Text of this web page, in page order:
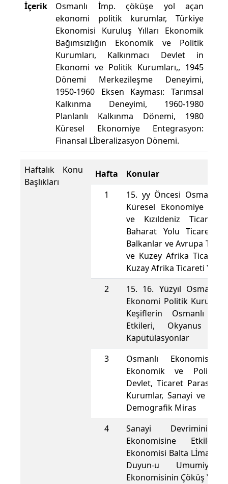
İçerik
Osmanlı İmp. çöküşe yol açan
ekonomi politik kurumlar, Türkiye
Ekonomisi Kuruluş Yılları Ekonomik
Bağımsızlığın Ekonomik ve Politik
Kurumları, Kalkınmacı Devlet in
Ekonomi ve Politik Kurumları,, 1945
Dönemi Merkezileşme Deneyimi,
1950-1960 Eksen Kayması: Tarımsal
Kalkınma Deneyimi, 1960-1980
Planlanlı Kalkınma Dönemi, 1980
Küresel Ekonomiye Entegrasyon:
Finansal Lİberalizasyon Dönemi.
Haftalık Konu
Başlıkları
Hafta
Konular
1
15. yy Öncesi Osmanlı
Küresel Ekonomiye
ve Kızıldeniz
Baharat Yolu Ticareti,
Balkanlar ve Avrupa
ve Kuzey Afrika Ticareti
Kuzay Afrika Ticareti
2
15. 16. Yüzyıl Osmanlı
Ekonomi Politik
Keşiflerin Osmanlı
Etkileri, Okyanus
Kapütülasyonlar
3
Osmanlı
Ekonomik ve Politik
Devlet, Ticaret Parasal
Kurumlar, Sanayi ve
Demografik Miras
4
Sanayi Devriminin
Ekonomisine Etkileri
Ekonomisi Balta Lİmanı
Duyun-u Umumiye,
Ekonomisinin Çöküş Yılları